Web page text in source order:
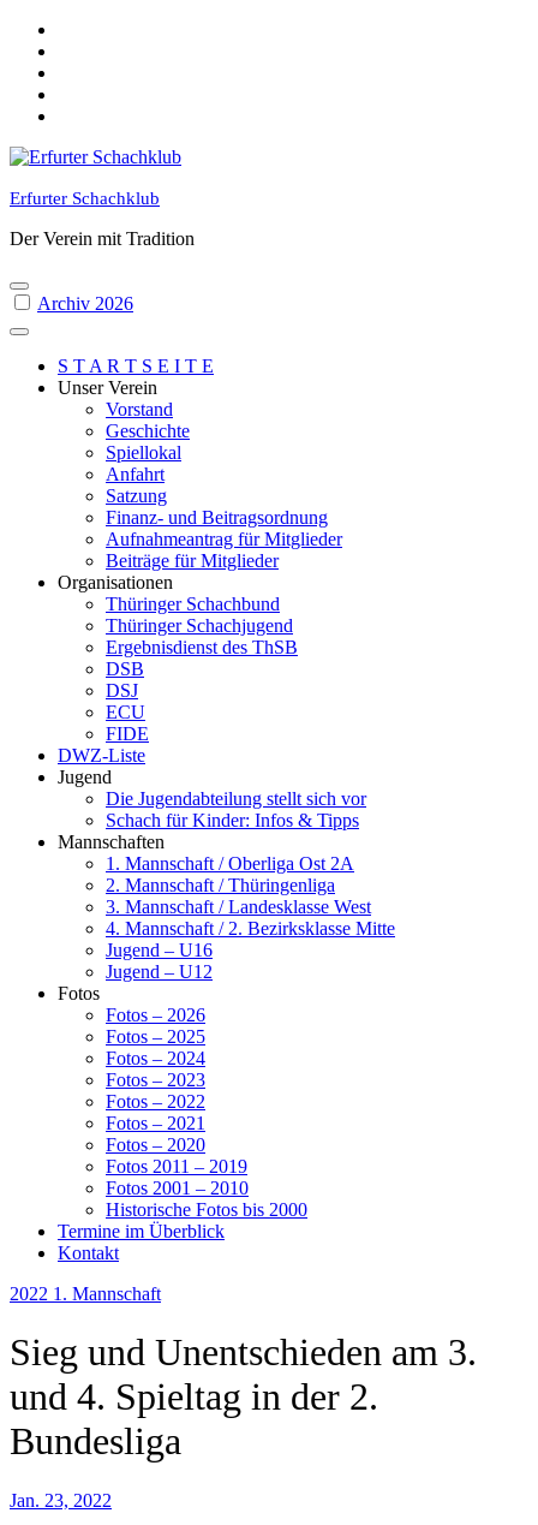
Skip
content
Erfurter Schachklub
Der Verein mit Tradition
Archiv 2026
S T A R T S E I T E
Unser Verein
Vorstand
Geschichte
Spiellokal
Anfahrt
Satzung
Finanz- und Beitragsordnung
Aufnahmeantrag für Mitglieder
Beiträge für Mitglieder
Organisationen
Thüringer Schachbund
Thüringer Schachjugend
Ergebnisdienst des ThSB
DSB
DSJ
ECU
FIDE
DWZ-Liste
Jugend
Die Jugendabteilung stellt sich vor
Schach für Kinder: Infos & Tipps
Mannschaften
1. Mannschaft / Oberliga Ost 2A
2. Mannschaft / Thüringenliga
3. Mannschaft / Landesklasse West
4. Mannschaft / 2. Bezirksklasse Mitte
Jugend – U16
Jugend – U12
Fotos
Fotos – 2026
Fotos – 2025
Fotos – 2024
Fotos – 2023
Fotos – 2022
Fotos – 2021
Fotos – 2020
Fotos 2011 – 2019
Fotos 2001 – 2010
Historische Fotos bis 2000
Termine im Überblick
Kontakt
2022 1. Mannschaft
Sieg und Unentschieden am 3.
und 4. Spieltag in der 2.
Bundesliga
Jan. 23, 2022